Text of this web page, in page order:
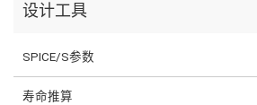
设计工具
SPICE/S参数
寿命推算